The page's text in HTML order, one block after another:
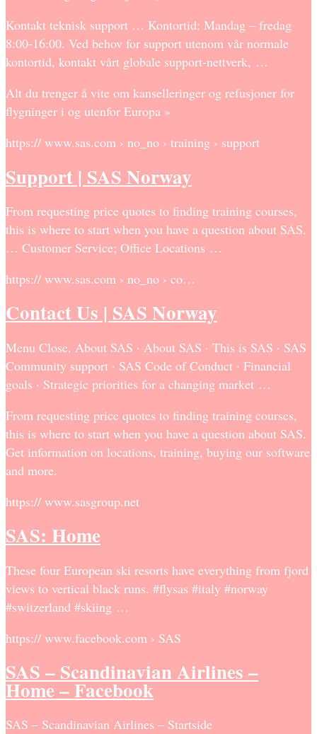
Kontakt teknisk support … Kontortid: Mandag – fredag
8:00-16:00. Ved behov for support utenom vår normale
kontortid, kontakt vårt globale support-nettverk, …
Alt du trenger å vite om kanselleringer og refusjoner for
flygninger i og utenfor Europa »
https:// www.sas.com › no_no › training › support
Support | SAS Norway
From requesting price quotes to finding training courses,
this is where to start when you have a question about SAS.
… Customer Service; Office Locations …
https:// www.sas.com › no_no › co…
Contact Us | SAS Norway
Menu Close. About SAS · About SAS · This is SAS · SAS
Community support · SAS Code of Conduct · Financial
goals · Strategic priorities for a changing market …
From requesting price quotes to finding training courses,
this is where to start when you have a question about SAS.
Get information on locations, training, buying our software
and more.
https:// www.sasgroup.net
SAS: Home
These four European ski resorts have everything from fjord
views to vertical black runs. #flysas #italy #norway
#switzerland #skiing …
https:// www.facebook.com › SAS
SAS – Scandinavian Airlines –
Home – Facebook
SAS – Scandinavian Airlines – Startside